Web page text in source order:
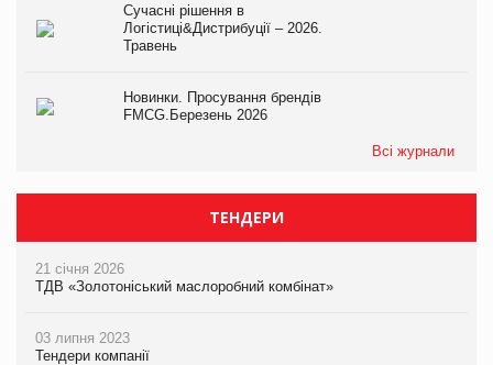
Сучасні рішення в
Логістиці&Дистрибуції – 2026.
Травень
Новинки. Просування брендів
FMCG.Березень 2026
Всі журнали
ТЕНДЕРИ
21 січня 2026
ТДВ «Золотоніський маслоробний комбінат»
03 липня 2023
Тендери компанії